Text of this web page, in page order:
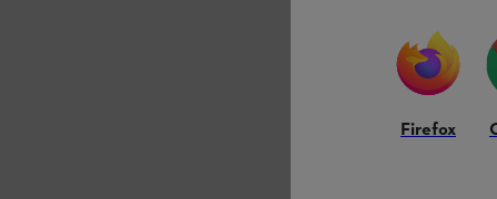
39,60 €
Firefox